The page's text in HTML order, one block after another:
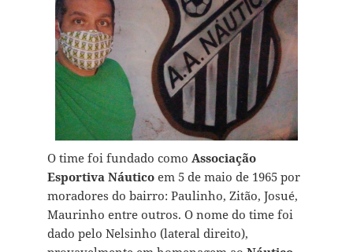
O time foi fundado como Associação
Esportiva Náuticoem 5 de maio de 1965 por
moradores do bairro: Paulinho, Zitão, Josué,
Maurinho entre outros. O nome do time foi
dado pelo Nelsinho (lateral direito),